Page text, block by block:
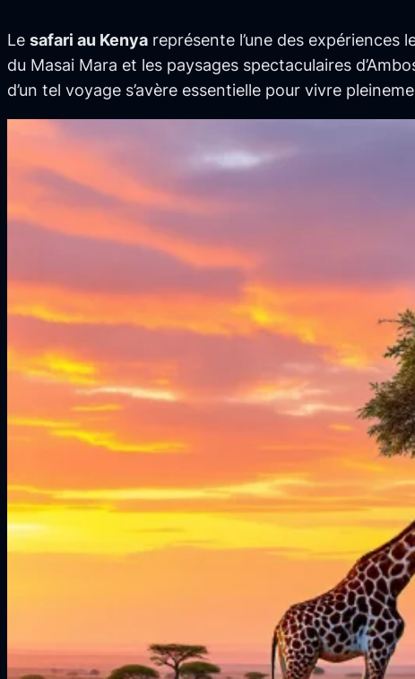
Le safari au Kenya représente l’une des
du Masai Mara et les paysages spectaculaires
d’un tel voyage s’avère essentielle pour vivre